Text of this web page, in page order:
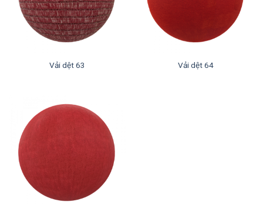
Vải dệt 63 Vải dệt 64